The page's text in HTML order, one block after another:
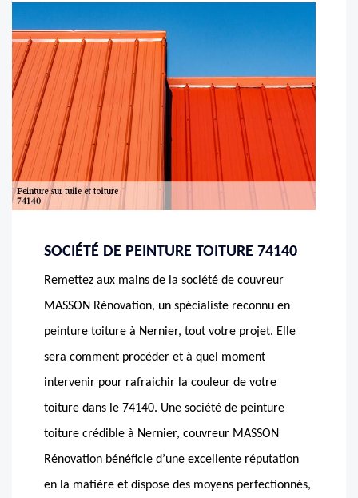
SOCIÉTÉ DE PEINTURE TOITURE 74140
Remettez aux mains de la société de couvreur
MASSON Rénovation, un spécialiste reconnu en
peinture toiture à Nernier, tout votre projet. Elle
sera comment procéder et à quel moment
intervenir pour rafraichir la couleur de votre
toiture dans le 74140. Une société de peinture
toiture crédible à Nernier, couvreur MASSON
Rénovation bénéficie d’une excellente réputation
en la matière et dispose des moyens perfectionnés,